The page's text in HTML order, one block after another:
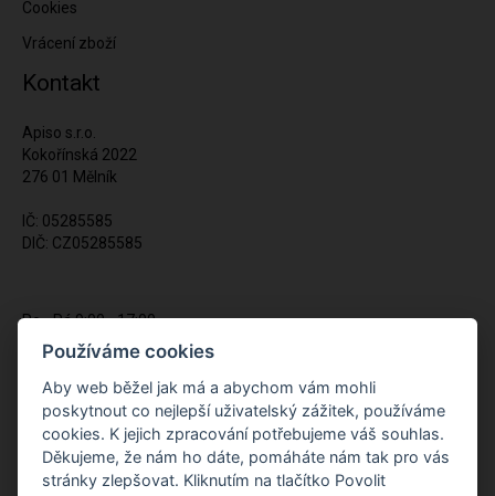
Cookies
Vrácení zboží
Kontakt
Apiso s.r.o.
Kokořínská 2022
276 01 Mělník
IČ: 05285585
DIČ: CZ05285585
Po - Pá 9:00 - 17:00
(12:00 - 12:30 pauza)
Napište nám kdykoliv!
info@apiso.cz
Používáme cookies
Aby web běžel jak má a abychom vám mohli
poskytnout co nejlepší uživatelský zážitek, používáme
cookies. K jejich zpracování potřebujeme váš souhlas.
Děkujeme, že nám ho dáte, pomáháte nám tak pro vás
stránky zlepšovat. Kliknutím na tlačítko Povolit